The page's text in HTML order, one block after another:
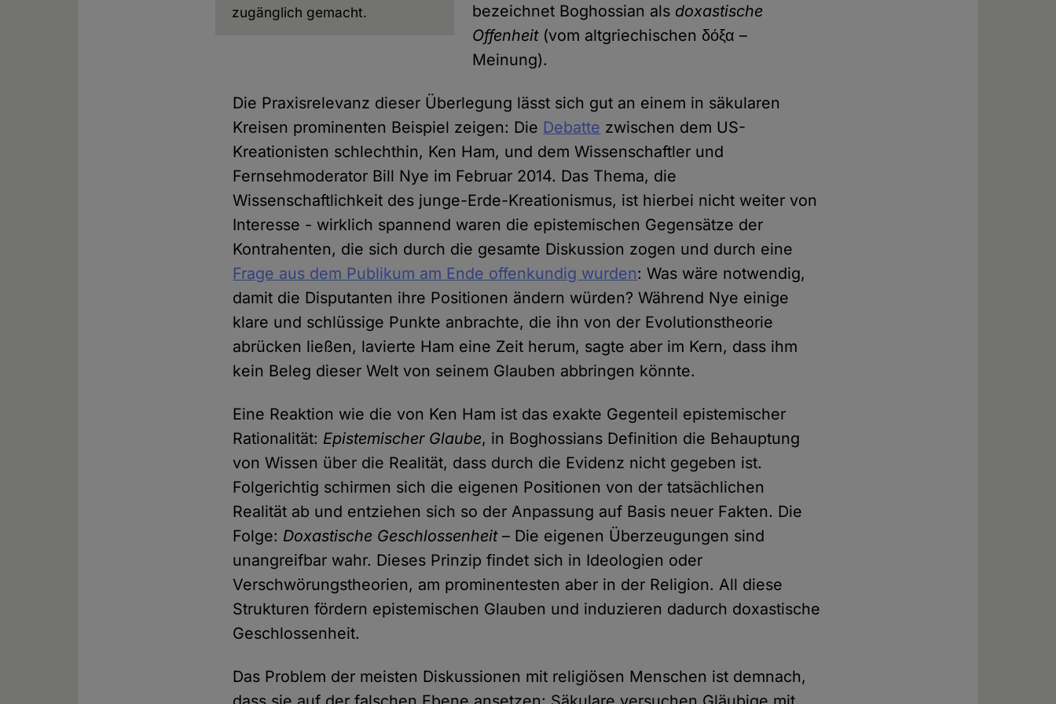
zugänglich gemacht.
bezeichnet Boghossian als doxastische
Offenheit(vom altgriechischen δόξα –
Meinung).
Die Praxisrelevanz dieser Überlegung lässt sich gut an einem in säkularen
Kreisen prominenten Beispiel zeigen: Die Debatte zwischen dem US-
Kreationisten schlechthin, Ken Ham, und dem Wissenschaftler und
Fernsehmoderator Bill Nye im Februar 2014. Das Thema, die
Wissenschaftlichkeit des junge-Erde-Kreationismus, ist hierbei nicht weiter von
Interesse - wirklich spannend waren die epistemischen Gegensätze der
Kontrahenten, die sich durch die gesamte Diskussion zogen und durch eine
Frage aus dem Publikum am Ende offenkundig wurden: Was wäre notwendig,
damit die Disputanten ihre Positionen ändern würden? Während Nye einige
klare und schlüssige Punkte anbrachte, die ihn von der Evolutionstheorie
abrücken ließen, lavierte Ham eine Zeit herum, sagte aber im Kern, dass ihm
kein Beleg dieser Welt von seinem Glauben abbringen könnte.
Eine Reaktion wie die von Ken Ham ist das exakte Gegenteil epistemischer
Rationalität: Epistemischer Glaube, in Boghossians Definition die Behauptung
von Wissen über die Realität, dass durch die Evidenz nicht gegeben ist.
Folgerichtig schirmen sich die eigenen Positionen von der tatsächlichen
Realität ab und entziehen sich so der Anpassung auf Basis neuer Fakten. Die
Folge: Doxastische Geschlossenheit– Die eigenen Überzeugungen sind
unangreifbar wahr. Dieses Prinzip findet sich in Ideologien oder
Verschwörungstheorien, am prominentesten aber in der Religion. All diese
Strukturen fördern epistemischen Glauben und induzieren dadurch doxastische
Geschlossenheit.
Das Problem der meisten Diskussionen mit religiösen Menschen ist demnach,